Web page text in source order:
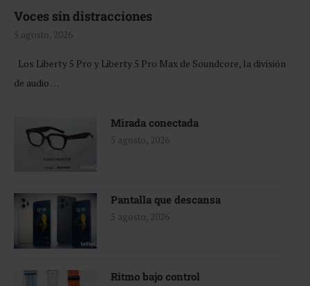
Voces sin distracciones
5 agosto, 2026
Los Liberty 5 Pro y Liberty 5 Pro Max de Soundcore, la división
de audio …
Mirada conectada
5 agosto, 2026
Pantalla que descansa
5 agosto, 2026
Ritmo bajo control